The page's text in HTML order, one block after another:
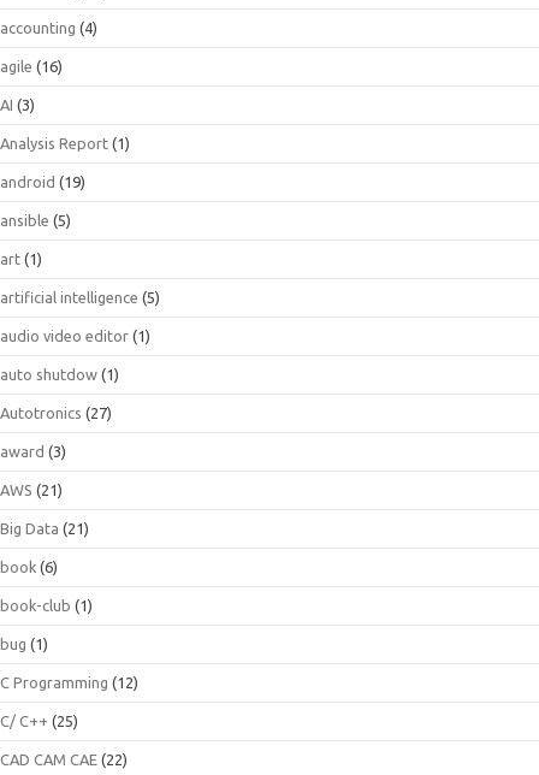
accounting (4)
agile (16)
AI (3)
Analysis Report (1)
android (19)
ansible (5)
art (1)
artificial intelligence (5)
audio video editor (1)
auto shutdow (1)
Autotronics (27)
award (3)
AWS (21)
Big Data (21)
book (6)
book-club (1)
bug (1)
C Programming (12)
C/ C++ (25)
CAD CAM CAE (22)